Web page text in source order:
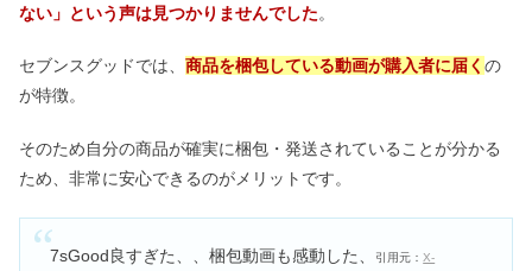
ない」という声は見つかりませんでした。
セブンスグッドでは、 商品を梱包している動画が購入者に届く の
が特徴。
そのため自分の商品が確実に梱包・発送されていることが分かる
ため、非常に安心できるのがメリットです。
7sGood良すぎた、、梱包動画も感動した、 引用元：X-